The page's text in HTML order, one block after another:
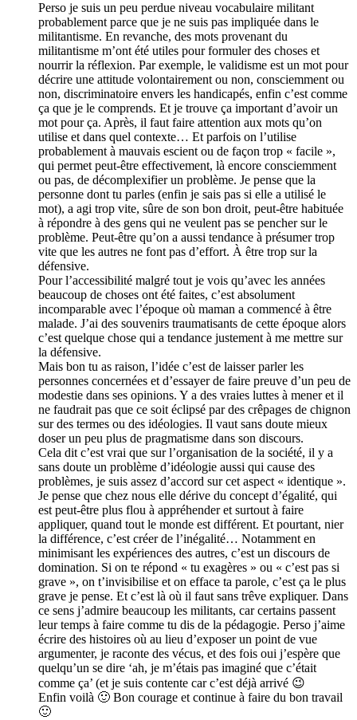
Perso je suis un peu perdue niveau vocabulaire militant
probablement parce que je ne suis pas impliquée dans le
militantisme. En revanche, des mots provenant du
militantisme m’ont été utiles pour formuler des choses et
nourrir la réflexion. Par exemple, le validisme est un mot pour
décrire une attitude volontairement ou non, consciemment ou
non, discriminatoire envers les handicapés, enfin c’est comme
ça que je le comprends. Et je trouve ça important d’avoir un
mot pour ça. Après, il faut faire attention aux mots qu’on
utilise et dans quel contexte… Et parfois on l’utilise
probablement à mauvais escient ou de façon trop « facile »,
qui permet peut-être effectivement, là encore consciemment
ou pas, de décomplexifier un problème. Je pense que la
personne dont tu parles (enfin je sais pas si elle a utilisé le
mot), a agi trop vite, sûre de son bon droit, peut-être habituée
à répondre à des gens qui ne veulent pas se pencher sur le
problème. Peut-être qu’on a aussi tendance à présumer trop
vite que les autres ne font pas d’effort. À être trop sur la
défensive.
Pour l’accessibilité malgré tout je vois qu’avec les années
beaucoup de choses ont été faites, c’est absolument
incomparable avec l’époque où maman a commencé à être
malade. J’ai des souvenirs traumatisants de cette époque alors
c’est quelque chose qui a tendance justement à me mettre sur
la défensive.
Mais bon tu as raison, l’idée c’est de laisser parler les
personnes concernées et d’essayer de faire preuve d’un peu de
modestie dans ses opinions. Y a des vraies luttes à mener et il
ne faudrait pas que ce soit éclipsé par des crêpages de chignon
sur des termes ou des idéologies. Il vaut sans doute mieux
doser un peu plus de pragmatisme dans son discours.
Cela dit c’est vrai que sur l’organisation de la société, il y a
sans doute un problème d’idéologie aussi qui cause des
problèmes, je suis assez d’accord sur cet aspect « identique ».
Je pense que chez nous elle dérive du concept d’égalité, qui
est peut-être plus flou à appréhender et surtout à faire
appliquer, quand tout le monde est différent. Et pourtant, nier
la différence, c’est créer de l’inégalité… Notamment en
minimisant les expériences des autres, c’est un discours de
domination. Si on te répond « tu exagères » ou « c’est pas si
grave », on t’invisibilise et on efface ta parole, c’est ça le plus
grave je pense. Et c’est là où il faut sans trêve expliquer. Dans
ce sens j’admire beaucoup les militants, car certains passent
leur temps à faire comme tu dis de la pédagogie. Perso j’aime
écrire des histoires où au lieu d’exposer un point de vue
argumenter, je raconte des vécus, et des fois oui j’espère que
quelqu’un se dire ‘ah, je m’étais pas imaginé que c’était
comme ça’ (et je suis contente car c’est déjà arrivé 😉
Enfin voilà 🙂 Bon courage et continue à faire du bon travail
🙂